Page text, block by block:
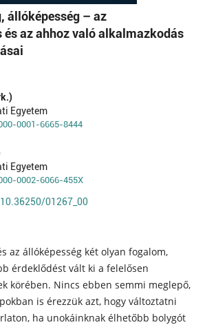
állóképesség – az
az ahhoz való alkalmazkodás
Egyetem
0001-6665-8444
Egyetem
0002-6066-455X
01267_00
az állóképesség két olyan fogalom,
érdeklődést vált ki a felelősen
körében. Nincs ebben semmi meglepő,
is érezzük azt, hogy változtatni
ha unokáinknak élhetőbb bolygót